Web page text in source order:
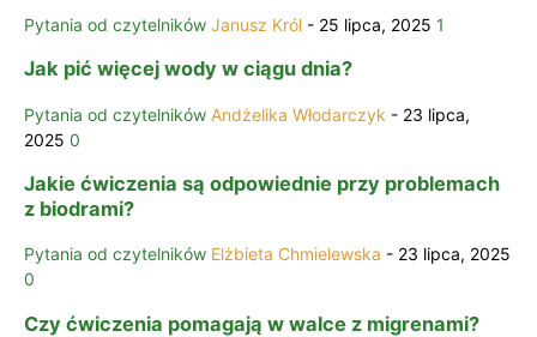
Pytania od czytelników Janusz Król - 25 lipca, 2025 1
Jak pić więcej wody w ciągu dnia?
Pytania od czytelników Andżelika Włodarczyk - 23 lipca,
2025 0
Jakie ćwiczenia są odpowiednie przy problemach
z biodrami?
Pytania od czytelników Elżbieta Chmielewska - 23 lipca, 2025
0
Czy ćwiczenia pomagają w walce z migrenami?